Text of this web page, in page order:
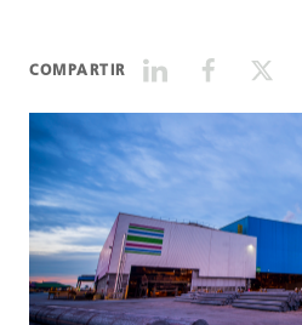
DATASHEETS
COMPARTIR